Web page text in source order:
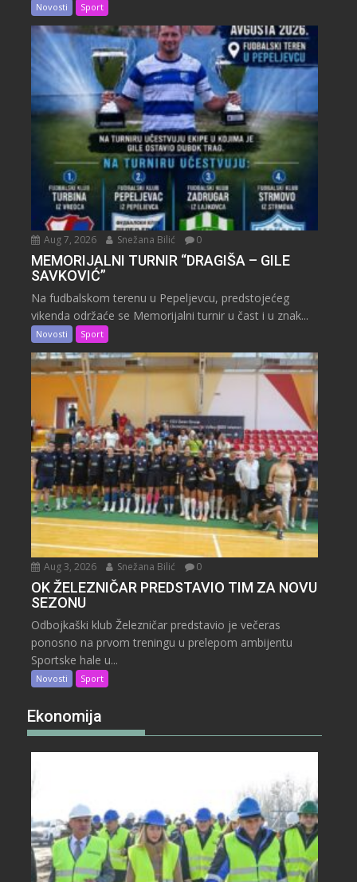
Novosti Sport
Aug 7, 2026 Snežana Bilić 0
MEMORIJALNI TURNIR “DRAGIŠA – GILE
SAVKOVIĆ”
Na fudbalskom terenu u Pepeljevcu, predstojećeg
vikenda održaće se Memorijalni turnir u čast i u znak...
Novosti Sport
Aug 3, 2026 Snežana Bilić 0
OK ŽELEZNIČAR PREDSTAVIO TIM ZA NOVU
SEZONU
Odbojkaški klub Železničar predstavio je večeras
ponosno na prvom treningu u prelepom ambijentu
Sportske hale u...
Novosti Sport
Ekonomija